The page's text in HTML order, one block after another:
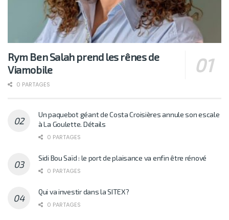
Rym Ben Salah prend les rênes de
Viamobile
0 PARTAGES
Un paquebot géant de Costa Croisières annule son escale
à La Goulette. Détails
0 PARTAGES
Sidi Bou Saïd : le port de plaisance va enfin être rénové
0 PARTAGES
Qui va investir dans la SITEX?
0 PARTAGES